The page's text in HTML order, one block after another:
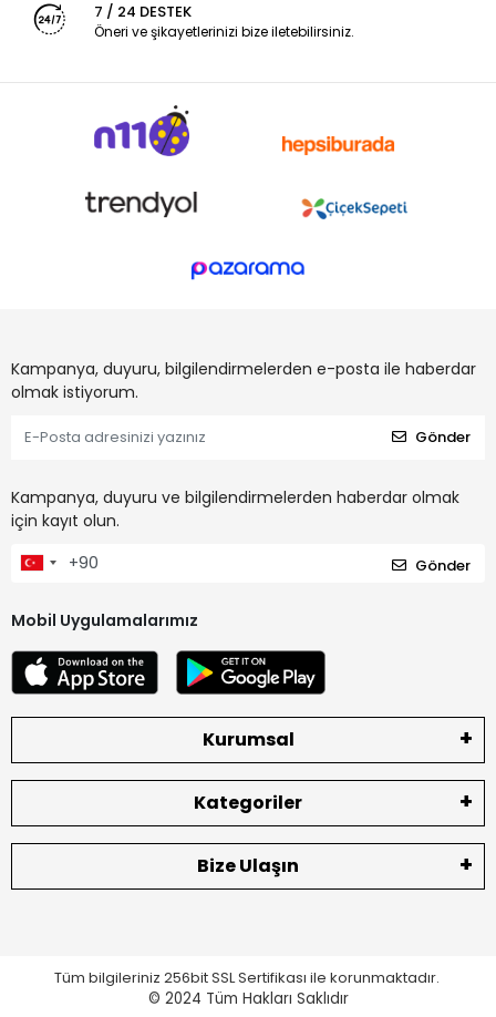
7 / 24 DESTEK
Öneri ve şikayetlerinizi bize iletebilirsiniz.
Kampanya, duyuru, bilgilendirmelerden e-posta ile haberdar
olmak istiyorum.
Gönder
Kampanya, duyuru ve bilgilendirmelerden haberdar olmak
için kayıt olun.
Gönder
Mobil Uygulamalarımız
Kurumsal
Kategoriler
Bize Ulaşın
Tüm bilgileriniz 256bit SSL Sertifikası ile korunmaktadır.
© 2024 Tüm Hakları Saklıdır